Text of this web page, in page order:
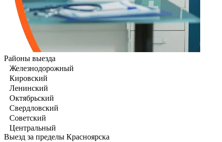
Районы выезда
Железнодорожный
Кировский
Ленинский
Октябрьский
Свердловский
Советский
Центральный
Выезд за пределы Красноярска